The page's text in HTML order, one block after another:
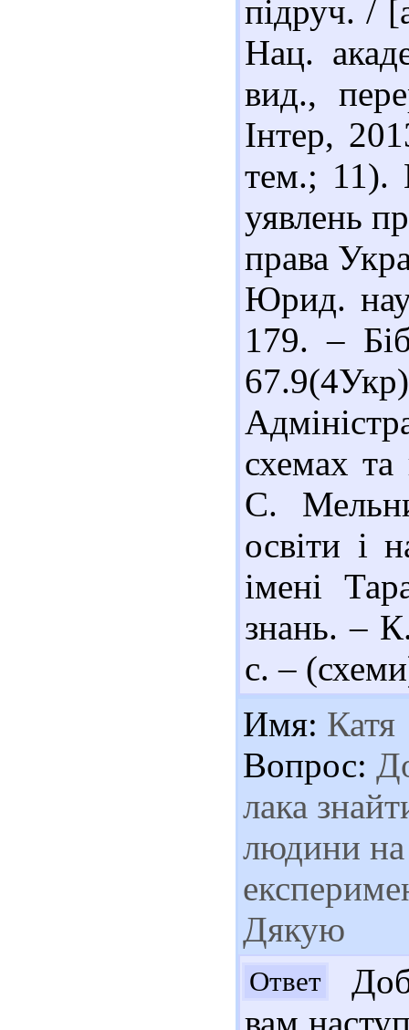
підруч. /
Нац.
вид.,
Інтер,
тем.; 11).
уявлень
права
Юрид.
179. –
схемах
С.
освіти і
імені
знань. –
с. –
Имя: Катя
Вопрос:
лака
людини на
Дякую
Ответ